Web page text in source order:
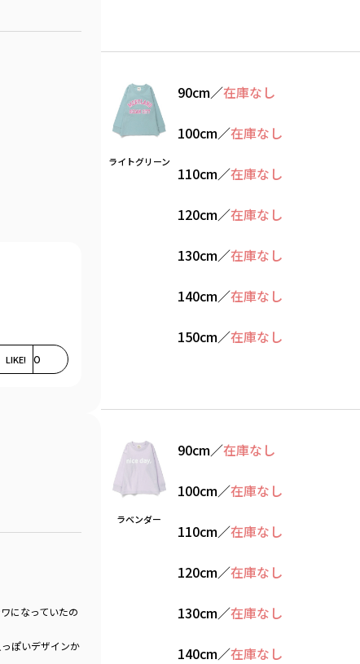
LIKE! 0
になっていたの
ぽいデザインか
ライトグリーン
90cm／在庫なし
100cm／在庫なし
110cm／在庫なし
120cm／在庫なし
130cm／在庫なし
140cm／在庫なし
150cm／在庫なし
ラベンダー
90cm／在庫なし
100cm／在庫なし
110cm／在庫なし
120cm／在庫なし
130cm／在庫なし
140cm／在庫なし